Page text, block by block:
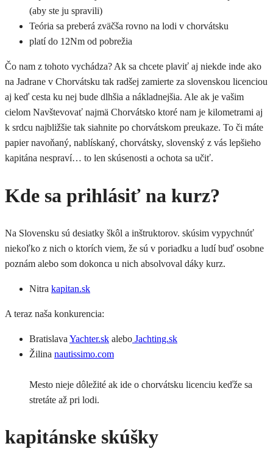
(aby ste ju spravili)
Teória sa preberá zväčša rovno na lodi v chorvátsku
platí do 12Nm od pobrežia
Čo nam z tohoto vychádza? Ak sa chcete plaviť aj niekde inde ako
na Jadrane v Chorvátsku tak radšej zamierte za slovenskou licenciou
aj keď cesta ku nej bude dlhšia a nákladnejšia. Ale ak je vašim
cielom Navštevovať najmä Chorvátsko ktoré nam je kilometrami aj
k srdcu najbližšie tak siahnite po chorvátskom preukaze. To či máte
papier navoňaný, nablískaný, chorvátsky, slovenský z vás lepšieho
kapitána nespraví… to len skúsenosti a ochota sa učiť.
Kde sa prihlásiť na kurz?
Na Slovensku sú desiatky škôl a inštruktorov. skúsim vypychnúť
niekoľko z nich o ktorích viem, že sú v poriadku a ludí buď osobne
poznám alebo som dokonca u nich absolvoval dáky kurz.
Nitra kapitan.sk
A teraz naša konkurencia:
Bratislava Yachter.sk alebo Jachting.sk
Žilina nautissimo.com
Mesto nieje dôležité ak ide o chorvátsku licenciu keďže sa
stretáte až pri lodi.
kapitánske skúšky